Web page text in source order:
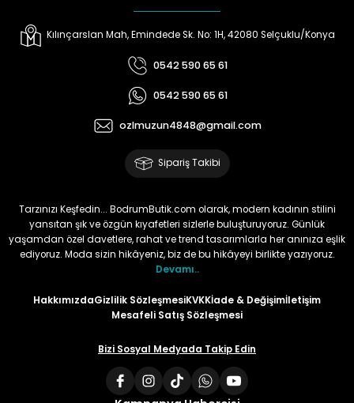
Kılınçarslan Mah, Emindede Sk. No: 1H, 42080 Selçuklu/Konya
0542 590 65 61
0542 590 65 61
ozlmuzun4848@gmail.com
Sipariş Takibi
Tarzınızı Keşfedin... BodrumButik.com olarak, modern kadının stilini
yansıtan şık ve özgün kıyafetleri sizlerle buluşturuyoruz. Günlük
yaşamdan özel davetlere, rahat ve trend tasarımlarla her anınıza eşlik
ediyoruz. Moda sizin hikâyeniz, biz de bu hikâyeyi birlikte yazıyoruz.
Devamı..
HakkımızdaGizlilik SözleşmesiKVKKİade & Değişimİletişim
Mesafeli Satış Sözleşmesi
Bizi Sosyal Medyada Takip Edin